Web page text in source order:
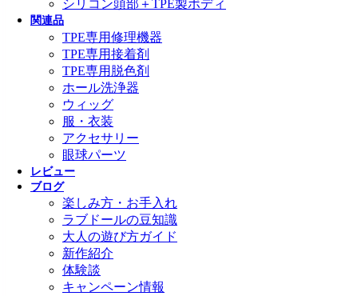
シリコン頭部＋TPE製ボディ
関連品
TPE専用修理機器
TPE専用接着剤
TPE専用脱色剤
ホール洗浄器
ウィッグ
服・衣装
アクセサリー
眼球パーツ
レビュー
ブログ
楽しみ方・お手入れ
ラブドールの豆知識
大人の遊び方ガイド
新作紹介
体験談
キャンペーン情報